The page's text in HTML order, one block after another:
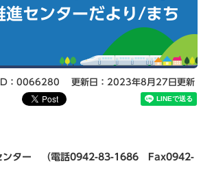
進センターだより/まち
：0066280 更新日：2023年8月27日更新
ンター （電話0942-83-1686 Fax0942-